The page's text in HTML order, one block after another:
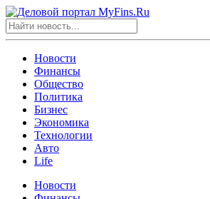
Новости
Финансы
Общество
Политика
Бизнес
Экономика
Технологии
Авто
Life
Новости